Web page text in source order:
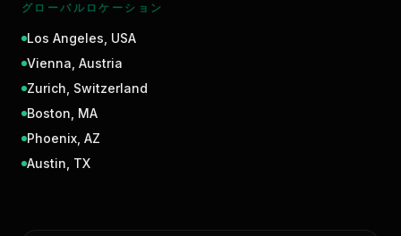
グローバルロケーション
Los Angeles USA
Vienna Austria
Zurich Switzerland
Boston MA
Phoenix AZ
Austin TX